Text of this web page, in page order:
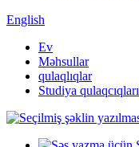
English
Ev
Məhsullar
qulaqlıqlar
Studiya qulaqcıqları